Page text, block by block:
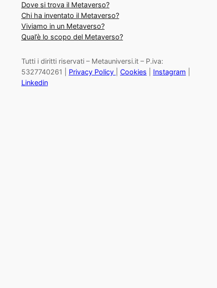
Dove si trova il Metaverso?
Chi ha inventato il Metaverso?
Viviamo in un Metaverso?
Qual’è lo scopo del Metaverso?
Tutti i diritti riservati – Metauniversi.it – P.iva:
5327740261 | Privacy Policy Cookies Instagram
Linkedin